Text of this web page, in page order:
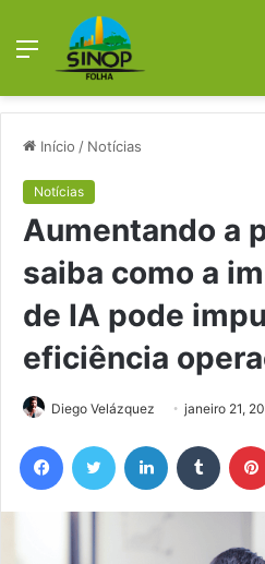
Menu
Início / Notícias
Notícias
Aumentando a
saiba como a
de IA pode
eficiência
Diego Velázquez janeiro 21,
Facebook Linkedin Tumblr